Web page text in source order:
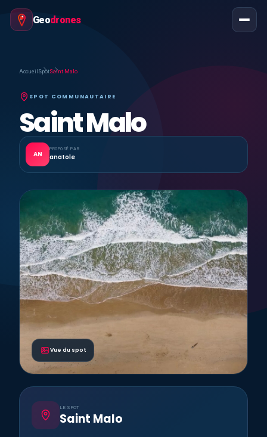
Geodrones
Accueil SpotSaint Malo
SPOT COMMUNAUTAIRE
Saint Malo
AN
PROPOSÉ PAR
anatole
Vue du spot
LE SPOT
Saint Malo